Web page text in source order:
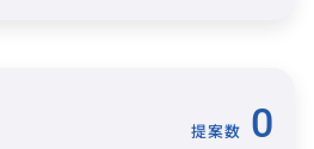
提案数 0